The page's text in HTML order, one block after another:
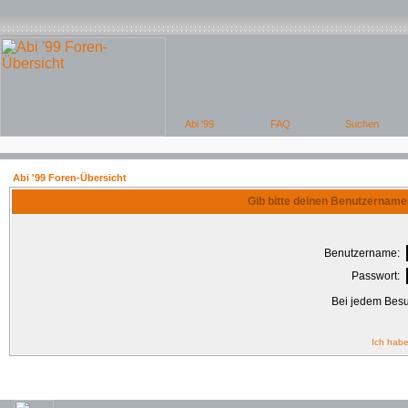
Abi '99 Foren-Übersicht
Gib bitte deinen
Benutzername:
Passwort:
Bei jedem
Ich